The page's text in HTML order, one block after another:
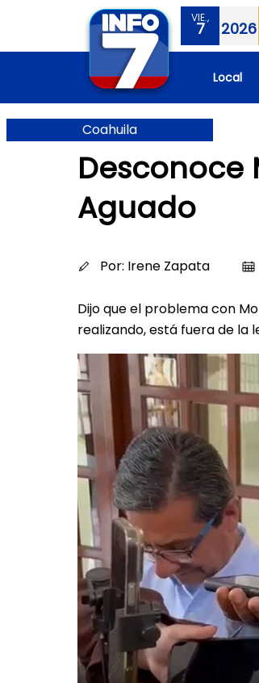
VIE.,
7 2026
Local
Coahuila
Desconoce
Aguado
Por: Irene Zapata
Dijo que el problema con
realizando, está fuera de la